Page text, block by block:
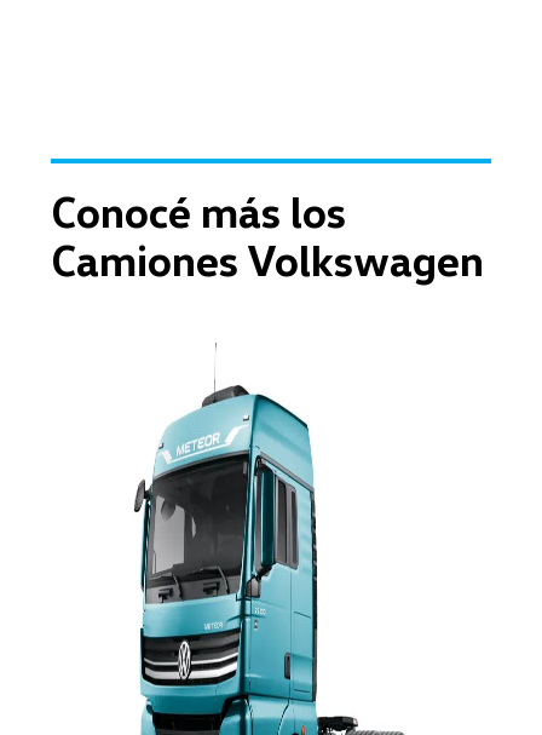
Conocé más los
Camiones Volkswagen